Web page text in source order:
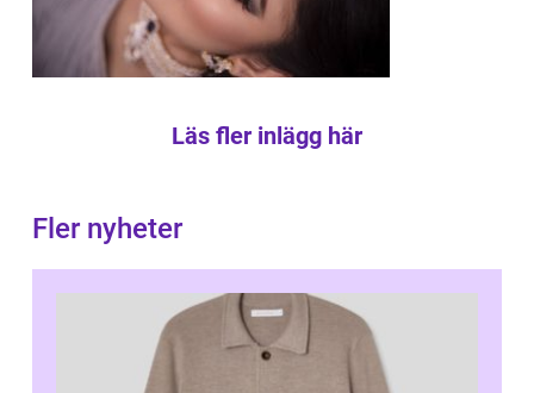
Läs fler inlägg här
Fler nyheter